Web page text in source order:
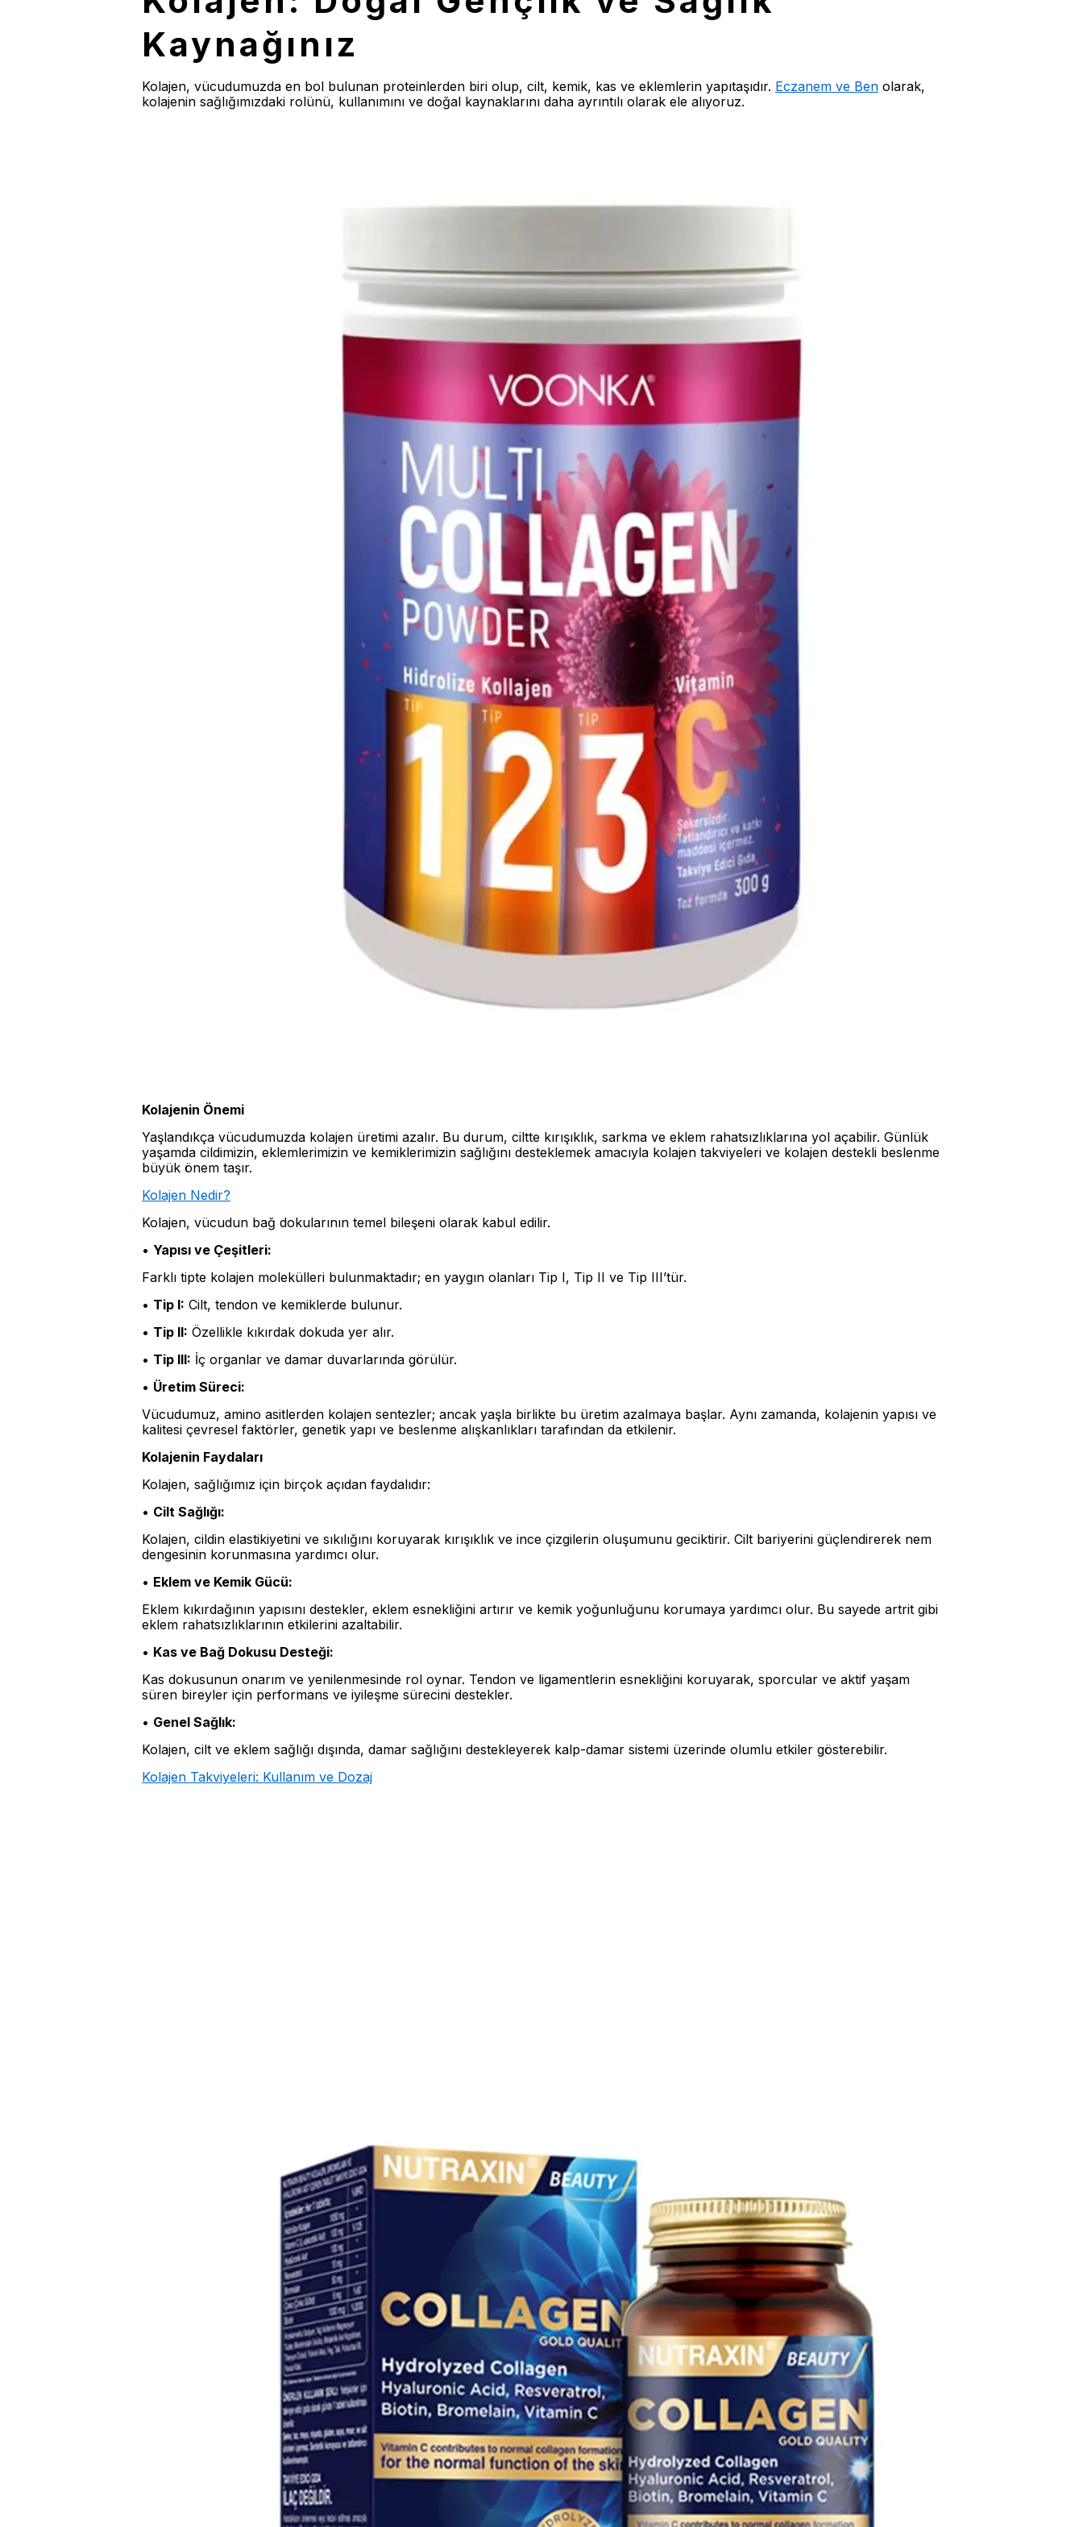
Kaynağınız
Kolajen, vücudumuzda en bol bulunan proteinlerden biri olup, cilt, kemik, kas ve eklemlerin yapıtaşıdır. Eczanem ve Ben olarak,
kolajenin sağlığımızdaki rolünü, kullanımını ve doğal kaynaklarını daha ayrıntılı olarak ele alıyoruz.
Kolajenin Önemi
Yaşlandıkça vücudumuzda kolajen üretimi azalır. Bu durum, ciltte kırışıklık, sarkma ve eklem rahatsızlıklarına yol açabilir. Günlük
yaşamda cildimizin, eklemlerimizin ve kemiklerimizin sağlığını desteklemek amacıyla kolajen takviyeleri ve kolajen destekli beslenme
büyük önem taşır.
Kolajen Nedir?
Kolajen, vücudun bağ dokularının temel bileşeni olarak kabul edilir.
• Yapısı ve Çeşitleri:
Farklı tipte kolajen molekülleri bulunmaktadır; en yaygın olanları Tip I, Tip II ve Tip III’tür.
• Tip I: Cilt, tendon ve kemiklerde bulunur.
• Tip II: Özellikle kıkırdak dokuda yer alır.
• Tip III: İç organlar ve damar duvarlarında görülür.
• Üretim Süreci:
Vücudumuz, amino asitlerden kolajen sentezler; ancak yaşla birlikte bu üretim azalmaya başlar. Aynı zamanda, kolajenin yapısı ve
kalitesi çevresel faktörler, genetik yapı ve beslenme alışkanlıkları tarafından da etkilenir.
Kolajenin Faydaları
Kolajen, sağlığımız için birçok açıdan faydalıdır:
• Cilt Sağlığı:
Kolajen, cildin elastikiyetini ve sıkılığını koruyarak kırışıklık ve ince çizgilerin oluşumunu geciktirir. Cilt bariyerini güçlendirerek nem
dengesinin korunmasına yardımcı olur.
• Eklem ve Kemik Gücü:
Eklem kıkırdağının yapısını destekler, eklem esnekliğini artırır ve kemik yoğunluğunu korumaya yardımcı olur. Bu sayede artrit gibi
eklem rahatsızlıklarının etkilerini azaltabilir.
• Kas ve Bağ Dokusu Desteği:
Kas dokusunun onarım ve yenilenmesinde rol oynar. Tendon ve ligamentlerin esnekliğini koruyarak, sporcular ve aktif yaşam
süren bireyler için performans ve iyileşme sürecini destekler.
• Genel Sağlık:
Kolajen, cilt ve eklem sağlığı dışında, damar sağlığını destekleyerek kalp-damar sistemi üzerinde olumlu etkiler gösterebilir.
Kolajen Takviyeleri: Kullanım ve Dozaj